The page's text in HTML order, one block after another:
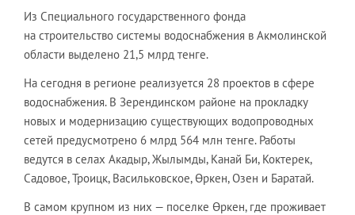
Из Специального государственного фонда
на строительство системы водоснабжения в Акмолинской
области выделено 21,5 млрд тенге.
На сегодня в регионе реализуется 28 проектов в сфере
водоснабжения. В Зерендинском районе на прокладку
новых и модернизацию существующих водопроводных
сетей предусмотрено 6 млрд 564 млн тенге. Работы
ведутся в селах Акадыр, Жылымды, Канай Би, Коктерек,
Садовое, Троицк, Васильковское, Өркен, Озен и Баратай.
В самом крупном из них — поселке Өркен, где проживает